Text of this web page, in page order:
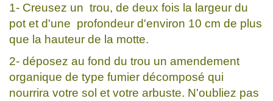
1- Creusez un trou, de deux fois la largeur du
pot et d'une profondeur d'environ 10 cm de plus
que la hauteur de la motte.
2- déposez au fond du trou un amendement
organique de type fumier décomposé qui
nourrira votre sol et votre arbuste. N'oubliez pas